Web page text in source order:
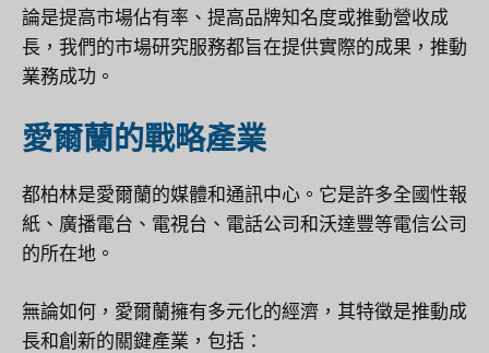
論是提高市場佔有率、提高品牌知名度或推動營收成
長，我們的市場研究服務都旨在提供實際的成果，推動
業務成功。
愛爾蘭的戰略產業
都柏林是愛爾蘭的媒體和通訊中心。它是許多全國性報
紙、廣播電台、電視台、電話公司和沃達豐等電信公司
的所在地。
無論如何，愛爾蘭擁有多元化的經濟，其特徵是推動成
長和創新的關鍵產業，包括：